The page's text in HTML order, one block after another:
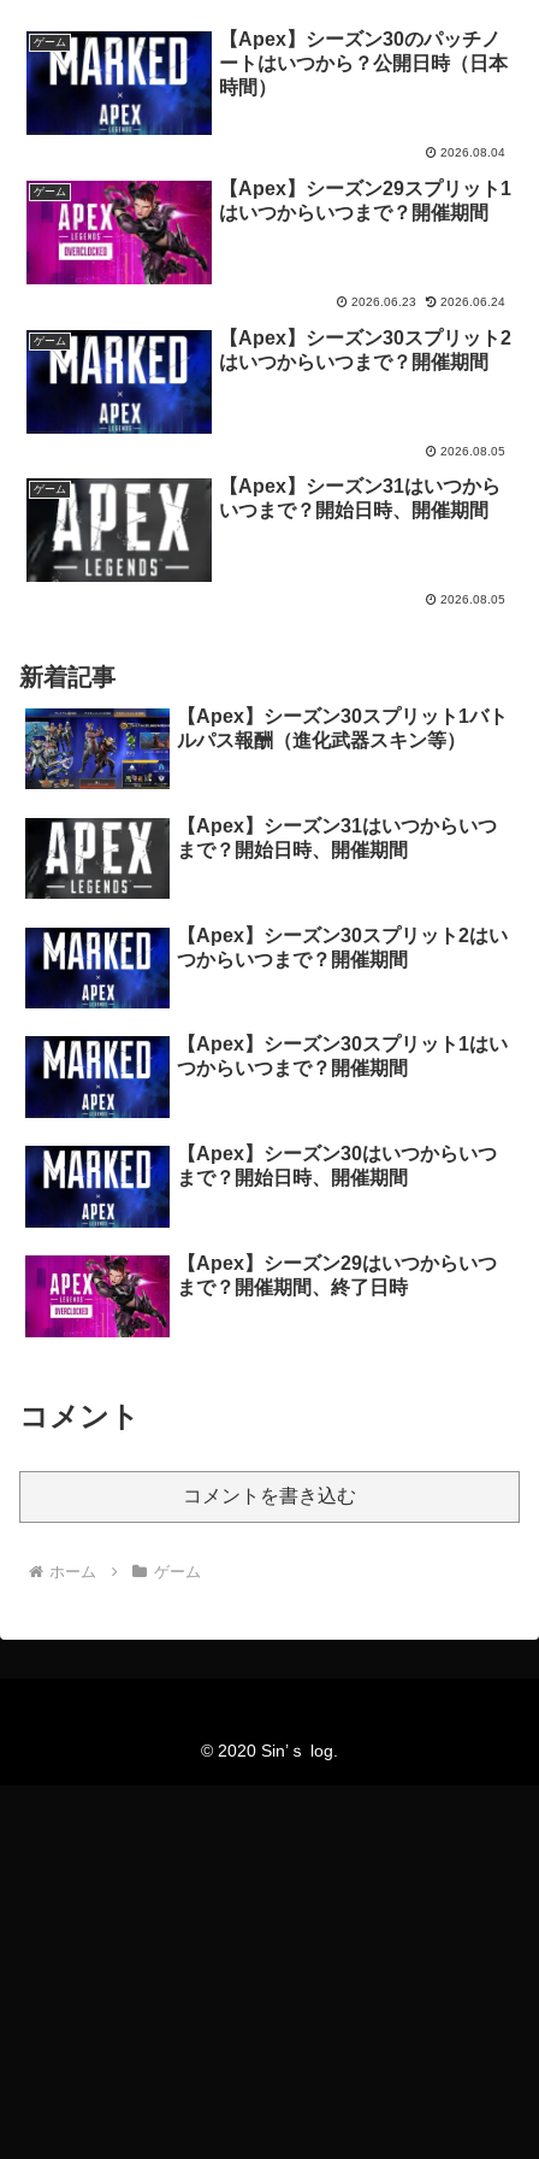
ゲーム
【Apex】シーズン30のパッチノ
ートはいつから？公開日時（日本
時間）
2026.08.04
ゲーム
【Apex】シーズン29スプリット1
はいつからいつまで？開催期間
2026.06.23 2026.06.24
ゲーム
【Apex】シーズン30スプリット2
はいつからいつまで？開催期間
2026.08.05
ゲーム
【Apex】シーズン31はいつから
いつまで？開始日時、開催期間
2026.08.05
新着記事
【Apex】シーズン30スプリット1バト
ルパス報酬（進化武器スキン等）
【Apex】シーズン31はいつからいつ
まで？開始日時、開催期間
【Apex】シーズン30スプリット2はい
つからいつまで？開催期間
【Apex】シーズン30スプリット1はい
つからいつまで？開催期間
【Apex】シーズン30はいつからいつ
まで？開始日時、開催期間
【Apex】シーズン29はいつからいつ
まで？開催期間、終了日時
コメント
コメントを書き込む
ホーム ゲーム
© 2020 Sin’ｓ log.